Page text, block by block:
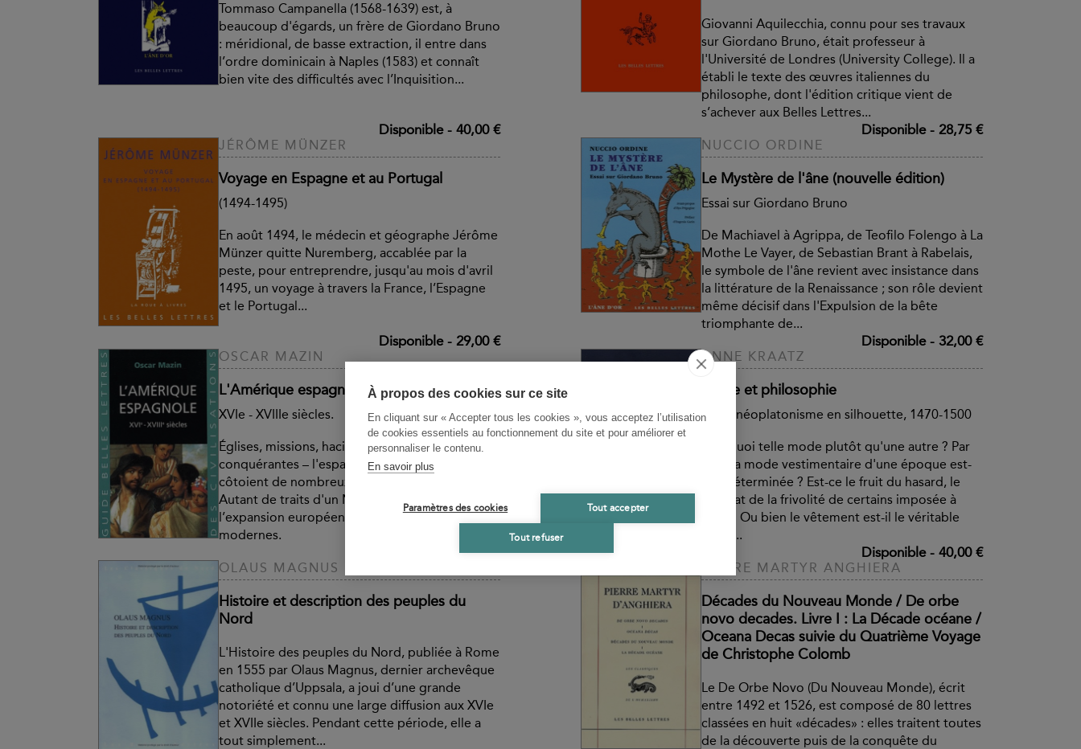
À propos des cookies sur ce site
En cliquant sur « Accepter tous les cookies », vous acceptez l’utilisation
de cookies essentiels au fonctionnement du site et pour améliorer et
personnaliser le contenu.
En savoir plus
Paramètres des cookies Tout accepter
Tout refuser
Tommaso Campanella (1568-1639) est, à
beaucoup d'égards, un frère de Giordano Bruno
: méridional, de basse extraction, il entre dans
l’ordre dominicain à Naples (1583) et connaît
bien vite des difficultés avec l’Inquisition...
Disponible- 40,00 €
Giovanni Aquilecchia, connu pour ses travaux
sur Giordano Bruno, était professeur à
l'Université de Londres (University College). Il a
établi le texte des œuvres italiennes du
philosophe, dont l'édition critique vient de
s’achever aux Belles Lettres...
Disponible- 28,75 €
JÉRÔME MÜNZER
Voyage en Espagne et au Portugal
(1494-1495)
En août 1494, le médecin et géographe Jérôme
Münzer quitte Nuremberg, accablée par la
peste, pour entreprendre, jusqu'au mois d'avril
1495, un voyage à travers la France, l’Espagne
et le Portugal...
Disponible- 29,00 €
NUCCIO ORDINE
Le Mystère de l'âne (nouvelle édition)
Essai sur Giordano Bruno
De Machiavel à Agrippa, de Teofilo Folengo à La
Mothe Le Vayer, de Sebastian Brant à Rabelais,
le symbole de l'âne revient avec insistance dans
la littérature de la Renaissance ; son rôle devient
même décisif dans l'Expulsion de la bête
triomphante de...
Disponible- 32,00 €
OSCAR MAZIN
L'Amérique espagnole
XVIe - XVIIIe siècles.
Églises, missions, haciendas, deux langues
conquérantes – l'espagnol et le portugais – qui
côtoient de nombreux idiomes indigènes…
Autant de traits d'un Nouveau Monde, fruit de
l’expansion européenne du début des temps
modernes.
23,00 €
ANNE KRAATZ
Mode et philosophie
Ou le néoplatonisme en silhouette, 1470-1500
Pourquoi telle mode plutôt qu'une autre ? Par
quoi la mode vestimentaire d'une époque est-
elle déterminée ? Est-ce le fruit du hasard, le
résultat de la frivolité de certains imposée à
tous ? Ou bien le vêtement est-il le véritable
reflet...
Disponible- 40,00 €
OLAUS MAGNUS
Histoire et description des peuples du
Nord
L'Histoire des peuples du Nord, publiée à Rome
en 1555 par Olaus Magnus, dernier archevêque
catholique d’Uppsala, a joui d’une grande
notoriété et connu une large diffusion aux XVIe
et XVIIe siècles. Pendant cette période, elle a
tout simplement...
PIERRE MARTYR ANGHIERA
Décades du Nouveau Monde / De orbe
novo decades. Livre I : La Décade océane /
Oceana Decas suivie du Quatrième Voyage
de Christophe Colomb
Le De Orbe Novo (Du Nouveau Monde), écrit
entre 1492 et 1526, est composé de 80 lettres
classées en huit «décades» : elles traitent toutes
de la découverte puis de la conquête du